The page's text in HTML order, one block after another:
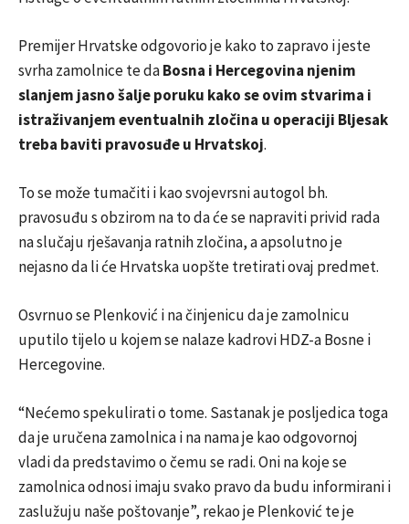
Premijer Hrvatske odgovorio je kako to zapravo i jeste
svrha zamolnice te daBosna i Hercegovina njenim
slanjem jasno šalje poruku kako se ovim stvarima i
istraživanjem eventualnih zločina u operaciji Bljesak
treba baviti pravosuđe u Hrvatskoj.
To se može tumačiti i kao svojevrsni autogol bh.
pravosuđu s obzirom na to da će se napraviti privid rada
na slučaju rješavanja ratnih zločina, a apsolutno je
nejasno da li će Hrvatska uopšte tretirati ovaj predmet.
Osvrnuo se Plenković i na činjenicu da je zamolnicu
uputilo tijelo u kojem se nalaze kadrovi HDZ-a Bosne i
Hercegovine.
“Nećemo spekulirati o tome. Sastanak je posljedica toga
da je uručena zamolnica i na nama je kao odgovornoj
vladi da predstavimo o čemu se radi. Oni na koje se
zamolnica odnosi imaju svako pravo da budu informirani i
zaslužuju naše poštovanje”, rekao je Plenković te je